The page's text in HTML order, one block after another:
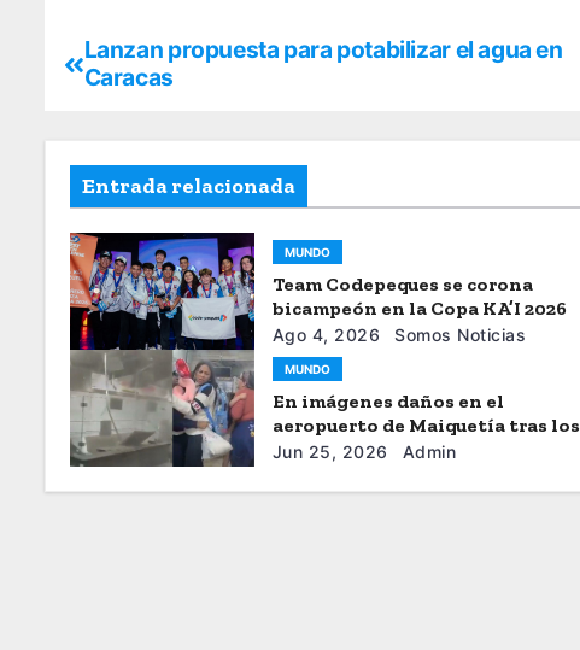
Lanzan propuesta para potabilizar el agua en
Caracas
Entrada relacionada
MUNDO
Team Codepeques se corona
bicampeón en la Copa KA’I 2026
Ago 4, 2026 Somos Noticias
MUNDO
En imágenes daños en el
aeropuerto de Maiquetía tras los
sismos
Jun 25, 2026 Admin